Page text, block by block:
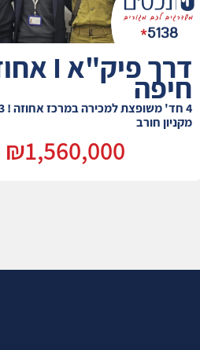
חיפה
מקניון חורב
₪1,560,000